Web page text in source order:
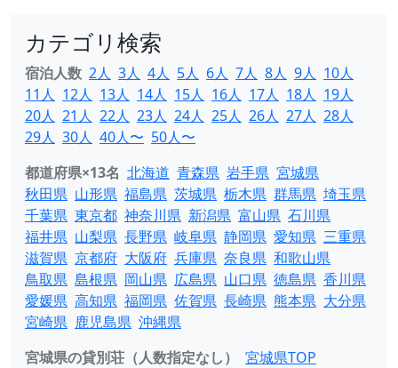
カテゴリ検索
宿泊人数 2人 3人 4人 5人 6人 7人 8人 9人 10人
11人 12人 13人 14人 15人 16人 17人 18人 19人
20人 21人 22人 23人 24人 25人 26人 27人 28人
29人 30人 40人〜 50人〜
都道府県×13名 北海道 青森県 岩手県 宮城県
秋田県 山形県 福島県 茨城県 栃木県 群馬県 埼玉県
千葉県 東京都 神奈川県 新潟県 富山県 石川県
福井県 山梨県 長野県 岐阜県 静岡県 愛知県 三重県
滋賀県 京都府 大阪府 兵庫県 奈良県 和歌山県
鳥取県 島根県 岡山県 広島県 山口県 徳島県 香川県
愛媛県 高知県 福岡県 佐賀県 長崎県 熊本県 大分県
宮崎県 鹿児島県 沖縄県
宮城県の貸別荘（人数指定なし）
宮城県TOP